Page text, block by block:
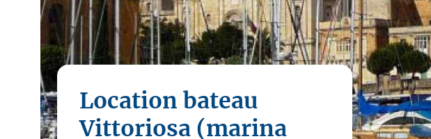
Location bateau
Vittoriosa (marina